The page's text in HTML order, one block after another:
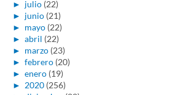
► julio (22)
► junio (21)
► mayo (22)
► abril (22)
► marzo (23)
► febrero (20)
► enero (19)
► 2020 (256)